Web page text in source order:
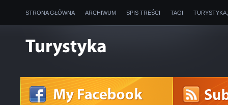
STRONA GŁÓWNA ARCHIWUM SPIS TREŚCI TAGI